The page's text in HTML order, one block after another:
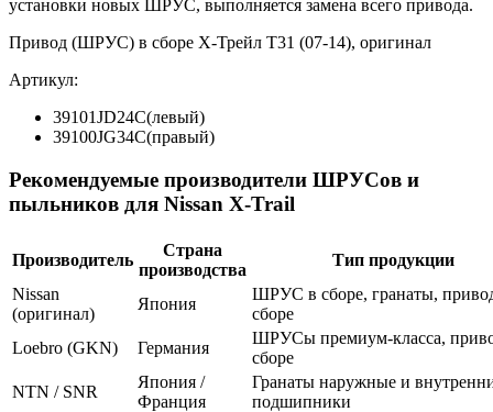
установки новых ШРУС, выполняется замена всего привода.
Привод (ШРУС) в сборе Х-Трейл Т31 (07-14), оригинал
Артикул:
39101JD24C(левый)
39100JG34C(правый)
Рекомендуемые производители ШРУСов и
пыльников для Nissan X-Trail
Производитель
Страна
производства
Тип продукции
Nissan
(оригинал)
Япония
ШРУС в сборе, гранаты,
сборе
Loebro (GKN)
Германия
ШРУСы премиум-класса,
сборе
NTN / SNR
Япония /
Франция
Гранаты наружные и
подшипники